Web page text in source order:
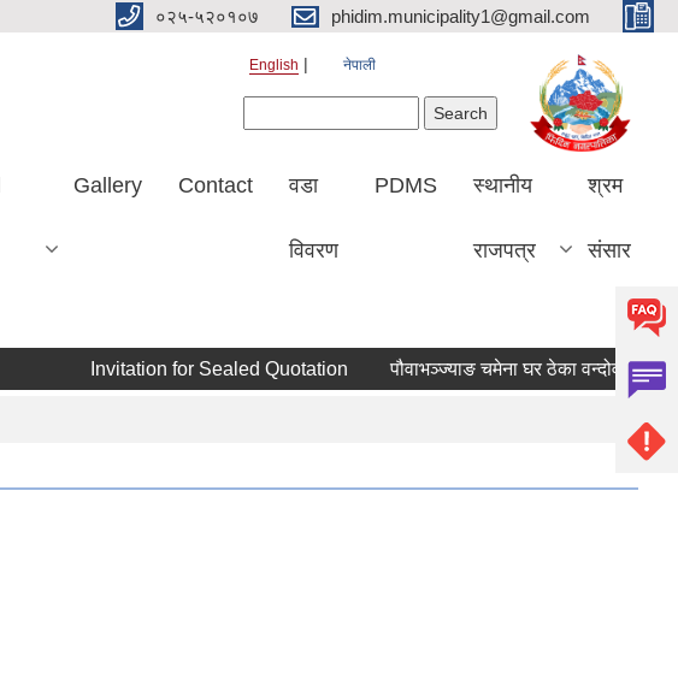
०२५-५२०१०७ phidim.municipality1@gmail.com
English नेपाली
Gallery Contact वडा
विवरण
PDMS स्थानीय
राजपत्र
श्रम
संसार
Invitation for Sealed Quotation पौवाभञ्ज्याङ चमेना घर ठेका वन्दोवस्त सम्बन्धी